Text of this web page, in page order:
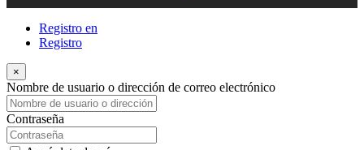
Registro en
Registro
×
Nombre de usuario o dirección de correo electrónico
Contraseña